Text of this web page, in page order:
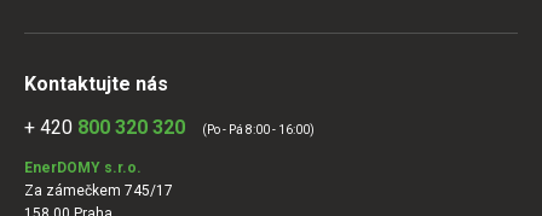
Kontaktujte nás
+ 420 800 320 320 (Po - Pá 8:00 - 16:00)
EnerDOMY s.r.o.
Za zámečkem 745/17